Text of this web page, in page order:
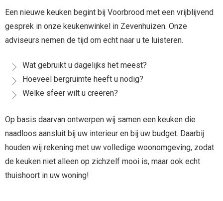
Een nieuwe keuken begint bij Voorbrood met een vrijblijvend
gesprek in onze keukenwinkel in Zevenhuizen. Onze
adviseurs nemen de tijd om echt naar u te luisteren.
Wat gebruikt u dagelijks het meest?
Hoeveel bergruimte heeft u nodig?
Welke sfeer wilt u creëren?
Op basis daarvan ontwerpen wij samen een keuken die
naadloos aansluit bij uw interieur en bij uw budget. Daarbij
houden wij rekening met uw volledige woonomgeving, zodat
de keuken niet alleen op zichzelf mooi is, maar ook echt
thuishoort in uw woning!